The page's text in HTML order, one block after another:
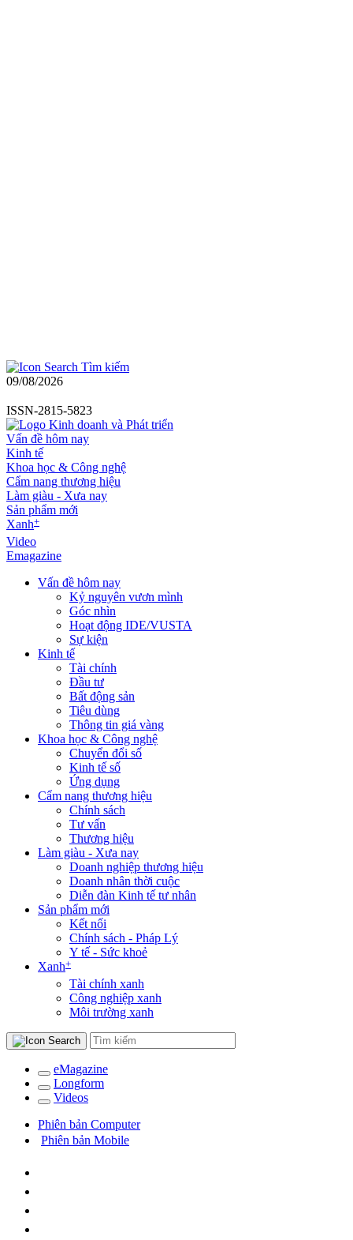
Tìm kiếm
09/08/2026
ISSN-2815-5823
Vấn đề hôm nay
Kinh tế
Khoa học & Công nghệ
Cẩm nang thương hiệu
Làm giàu - Xưa nay
Sản phẩm mới
Xanh+
Video
Emagazine
Vấn đề hôm nay
Kỷ nguyên vươn mình
Góc nhìn
Hoạt động IDE/VUSTA
Sự kiện
Kinh tế
Tài chính
Đầu tư
Bất động sản
Tiêu dùng
Thông tin giá vàng
Khoa học & Công nghệ
Chuyển đổi số
Kinh tế số
Ứng dụng
Cẩm nang thương hiệu
Chính sách
Tư vấn
Thương hiệu
Làm giàu - Xưa nay
Doanh nghiệp thương hiệu
Doanh nhân thời cuộc
Diễn đàn Kinh tế tư nhân
Sản phẩm mới
Kết nối
Chính sách - Pháp Lý
Y tế - Sức khoẻ
Xanh+
Tài chính xanh
Công nghiệp xanh
Môi trường xanh
eMagazine
Longform
Videos
Phiên bản Computer
Phiên bản Mobile